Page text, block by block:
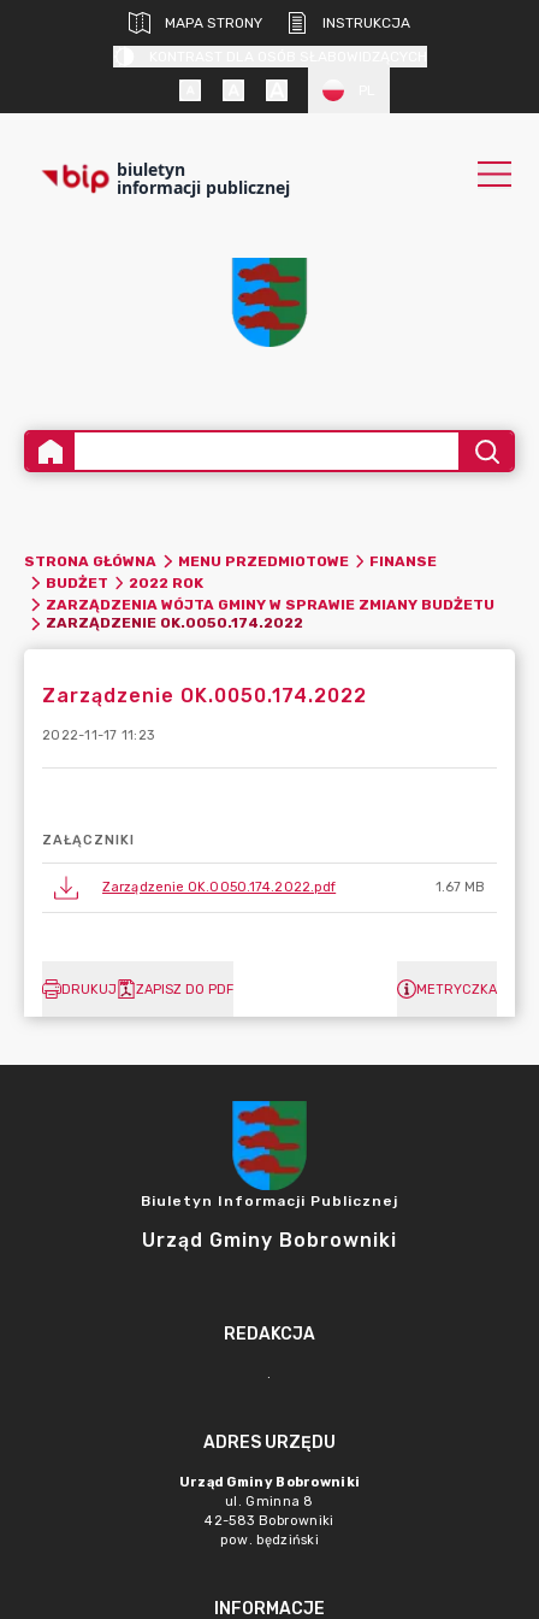
MAPA STRONY
INSTRUKCJA
biuletyn
informacji publicznej
STRONA GŁÓWNA MENU PRZEDMIOTOWE
FINANSE
BUDŻET
2022 ROK
ZARZĄDZENIA WÓJTA GMINY W SPRAWIE ZMIANY BUDŻETU
ZARZĄDZENIE OK.0050.174.2022
Zarządzenie OK.0050.174.2022
2022-11-17 11:23
ZAŁĄCZNIKI
Zarządzenie OK.0050.174.2022.pdf 1.67 MB
DRUKUJ ZAPISZ DO PDF METRYCZKA
Biuletyn Informacji Publicznej
Urząd Gminy Bobrowniki
REDAKCJA
.
ADRES URZĘDU
Urząd Gminy Bobrowniki
ul. Gminna 8
42-583 Bobrowniki
pow. będziński
INFORMACJE